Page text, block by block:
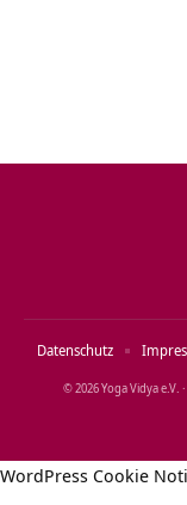
© 2026 Yoga Vidya e.V.
Datenschutz
WordPress Cookie